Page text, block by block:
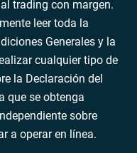
trading con margen.
leer toda la
Generales y la
cualquier tipo de
la Declaración del
que se obtenga
sobre
a operar en línea.